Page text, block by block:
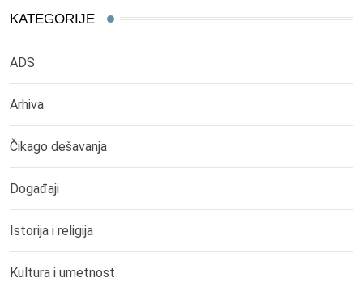
KATEGORIJE
ADS
Arhiva
Čikago dešavanja
Događaji
Istorija i religija
Kultura i umetnost